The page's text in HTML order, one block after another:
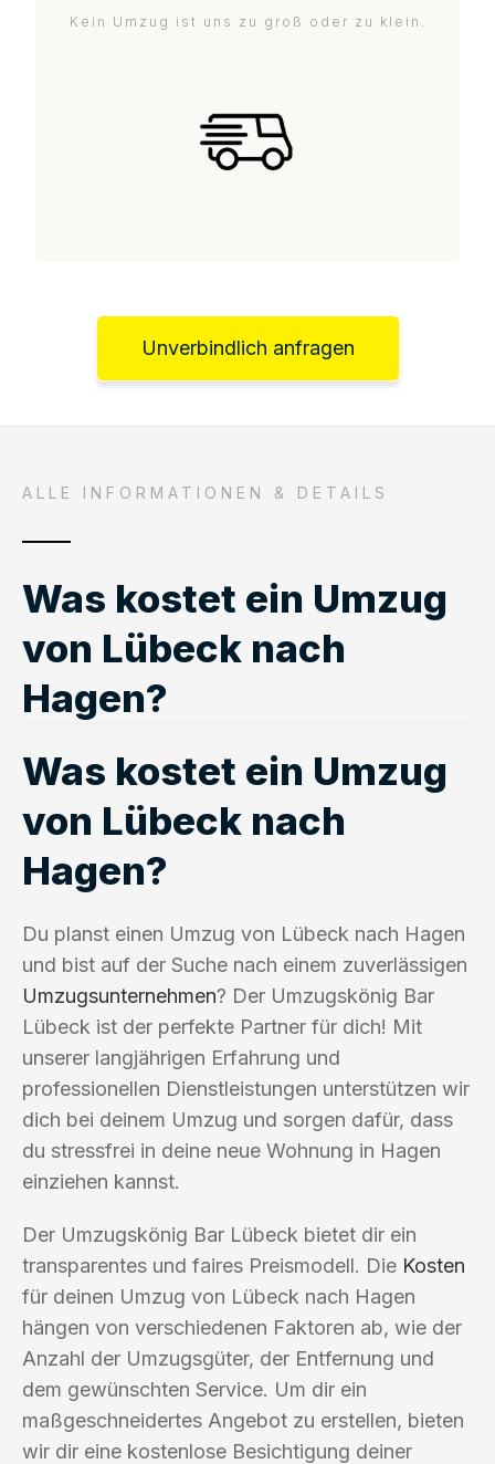
Kein Umzug ist uns zu groß oder zu klein.
Unverbindlich anfragen
ALLE INFORMATIONEN & DETAILS
Was kostet ein Umzug
von Lübeck nach
Hagen?
Was kostet ein Umzug
von Lübeck nach
Hagen?
Du planst einen Umzug von Lübeck nach Hagen
und bist auf der Suche nach einem zuverlässigen
Umzugsunternehmen? Der Umzugskönig Bar
Lübeck ist der perfekte Partner für dich! Mit
unserer langjährigen Erfahrung und
professionellen Dienstleistungen unterstützen wir
dich bei deinem Umzug und sorgen dafür, dass
du stressfrei in deine neue Wohnung in Hagen
einziehen kannst.
Der Umzugskönig Bar Lübeck bietet dir ein
transparentes und faires Preismodell. Die Kosten
für deinen Umzug von Lübeck nach Hagen
hängen von verschiedenen Faktoren ab, wie der
Anzahl der Umzugsgüter, der Entfernung und
dem gewünschten Service. Um dir ein
maßgeschneidertes Angebot zu erstellen, bieten
wir dir eine kostenlose Besichtigung deiner